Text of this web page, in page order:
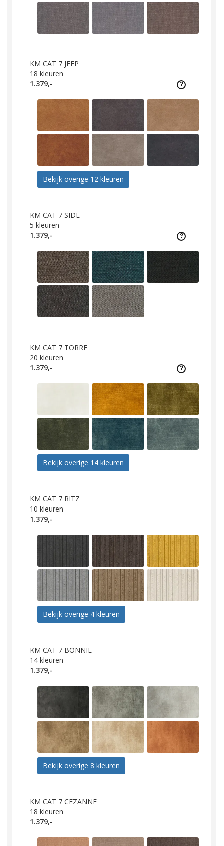
KM CAT 7 JEEP
18 kleuren
1.379,-
Bekijk overige 12 kleuren
KM CAT 7 SIDE
5 kleuren
1.379,-
KM CAT 7 TORRE
20 kleuren
1.379,-
Bekijk overige 14 kleuren
KM CAT 7 RITZ
10 kleuren
1.379,-
Bekijk overige 4 kleuren
KM CAT 7 BONNIE
14 kleuren
1.379,-
Bekijk overige 8 kleuren
KM CAT 7 CEZANNE
18 kleuren
1.379,-